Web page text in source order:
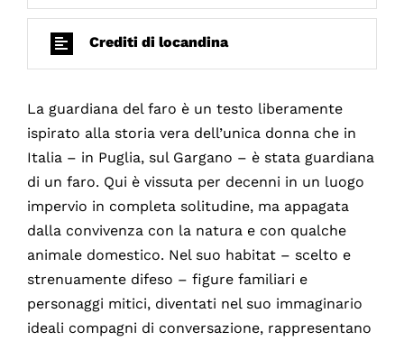
Crediti di locandina
La guardiana del faro è un testo liberamente
ispirato alla storia vera dell’unica donna che in
Italia – in Puglia, sul Gargano – è stata guardiana
di un faro. Qui è vissuta per decenni in un luogo
impervio in completa solitudine, ma appagata
dalla convivenza con la natura e con qualche
animale domestico. Nel suo habitat – scelto e
strenuamente difeso – figure familiari e
personaggi mitici, diventati nel suo immaginario
ideali compagni di conversazione, rappresentano